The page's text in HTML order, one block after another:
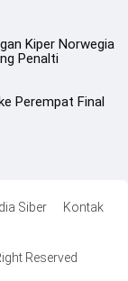
Kiper Norwegia
Penalti
Perempat Final
Siber
Kontak
Reserved